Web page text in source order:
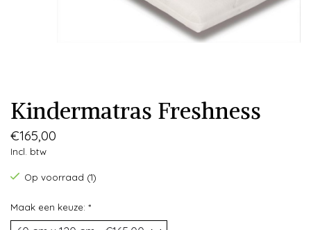
Kindermatras Freshness
€165,00
Incl. btw
Op voorraad (1)
Maak een keuze: *